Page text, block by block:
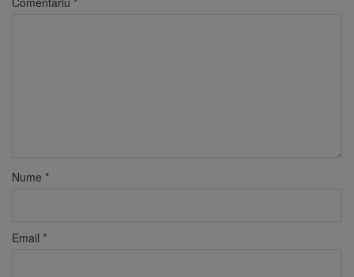
Nume *
Email *